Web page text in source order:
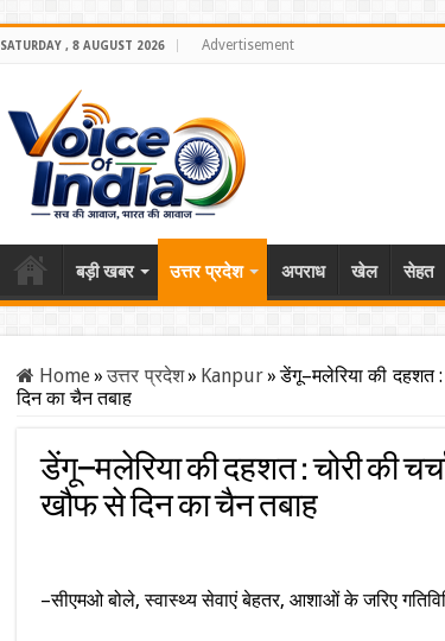
SATURDAY , 8 AUGUST 2026 Advertisement
बड़ी खबर उत्तर प्रदेश अपराध खेल सेहत
Home» उत्तर प्रदेश» Kanpur»डेंगू–मलेरिया की दहशत
दिन का चैन तबाह
डेंगू–मलेरिया की दहशत : चोरी की
खौफ से दिन का चैन तबाह
–सीएमओ बोले, स्वास्थ्य सेवाएं बेहतर, आशाओं के जरिए